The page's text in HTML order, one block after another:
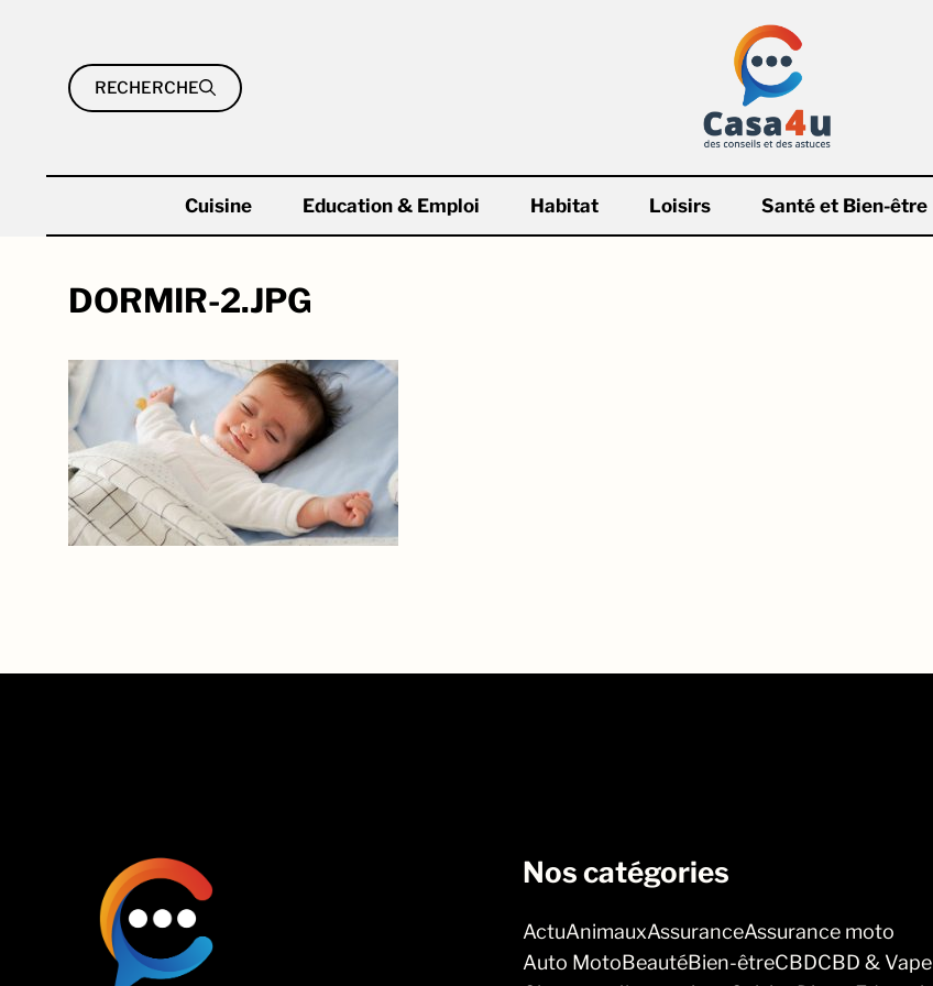
contenu
RECHERCHE
Cuisine Education & Emploi Habitat Loisirs Santé et Bien-être
DORMIR-2.JPG
Nos catégories
ActuAnimauxAssuranceAssurance moto
Auto MotoBeautéBien-êtreCBDCBD & Vape